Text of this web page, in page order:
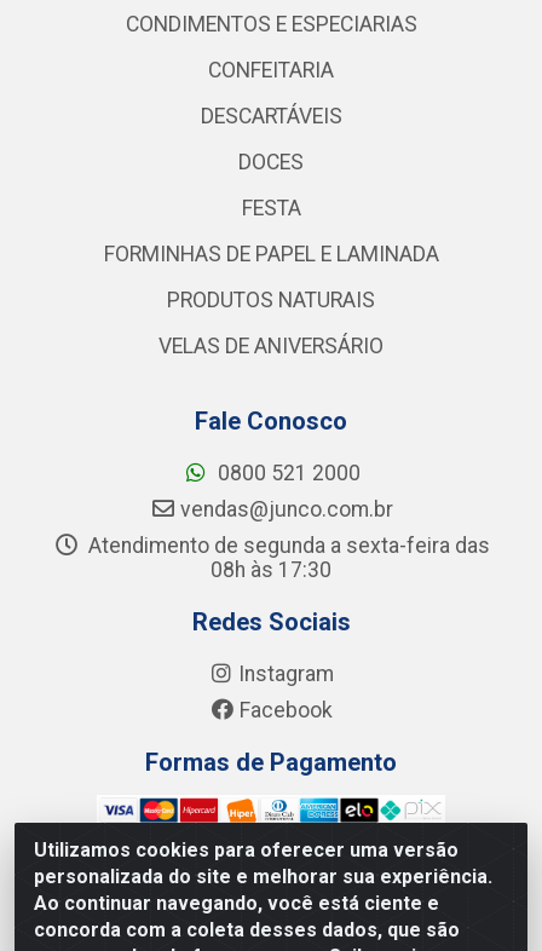
Utilizamos cookies para oferecer uma versão
personalizada do site e melhorar sua experiência.
Ao continuar navegando, você está ciente e
concorda com a coleta desses dados, que são
CONDIMENTOS E ESPECIARIAS
CONFEITARIA
DESCARTÁVEIS
DOCES
FESTA
FORMINHAS DE PAPEL E LAMINADA
PRODUTOS NATURAIS
VELAS DE ANIVERSÁRIO
Fale Conosco
0800 521 2000
vendas@junco.com.br
Atendimento de segunda a sexta-feira das
08h às 17:30
Redes Sociais
Instagram
Facebook
Formas de Pagamento
Junco Industria e Comercio Ltda - R. Lineu Anterino
Mariano, 505 - Distrito Industrial, Uberlândia - MG CEP